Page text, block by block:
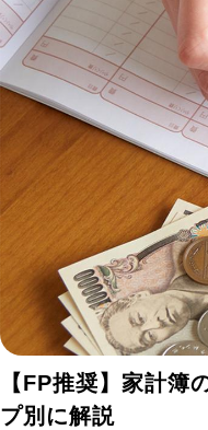
【FP推奨】家計簿
プ別に解説